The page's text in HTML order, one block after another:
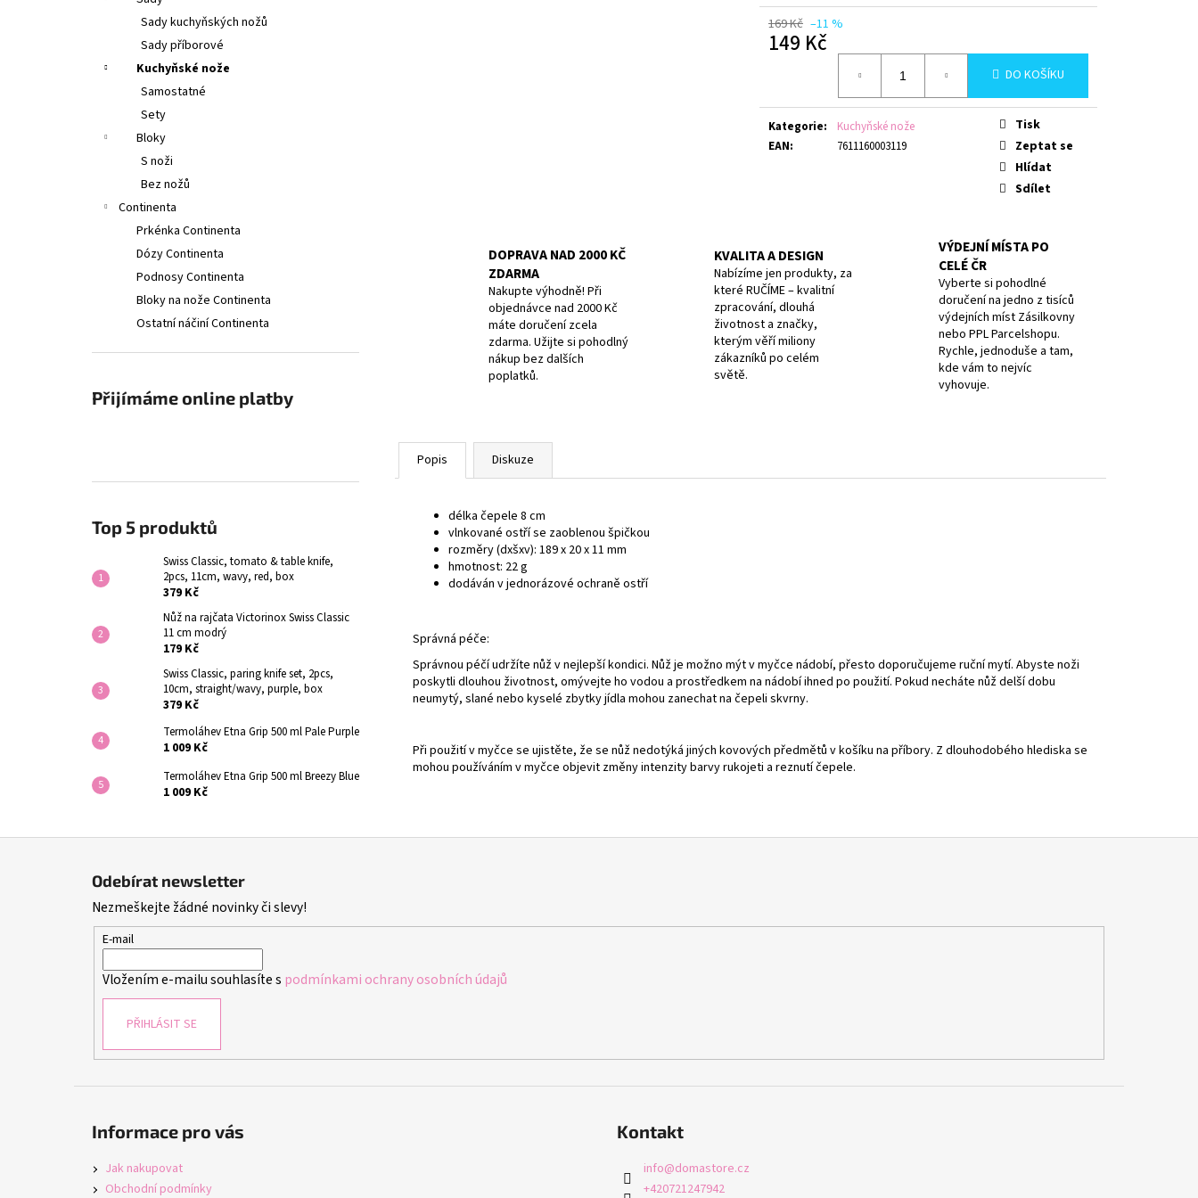
Sady kuchyňských nožů
Sady příborové
Kuchyňské nože
Samostatné
Sety
Bloky
S noži
Bez nožů
Continenta
Prkénka Continenta
Dózy Continenta
Podnosy Continenta
Bloky na nože Continenta
Ostatní náčiní Continenta
Přijímáme online platby
Top 5 produktů
Swiss Classic, tomato & table knife,
2pcs, 11cm, wavy, red, box
379 Kč
Nůž na rajčata Victorinox Swiss Classic
11 cm modrý
179 Kč
Swiss Classic, paring knife set, 2pcs,
10cm, straight/wavy, purple, box
379 Kč
Termoláhev Etna Grip 500 ml Pale Purple
1 009 Kč
Termoláhev Etna Grip 500 ml Breezy Blue
1 009 Kč
169 Kč –11 %
149 Kč
DO KOŠÍKU
Kategorie:
Kuchyňské nože
EAN: 7611160003119
Tisk
Zeptat se
Hlídat
Sdílet
DOPRAVA NAD 2000 KČ
ZDARMA
Nakupte výhodně! Při
objednávce nad 2000 Kč
máte doručení zcela
zdarma. Užijte si pohodlný
nákup bez dalších
poplatků.
KVALITA A DESIGN
Nabízíme jen produkty, za
které RUČÍME – kvalitní
zpracování, dlouhá
životnost a značky,
kterým věří miliony
zákazníků po celém
světě.
VÝDEJNÍ MÍSTA PO
CELÉ ČR
Vyberte si pohodlné
doručení na jedno z tisíců
výdejních míst Zásilkovny
nebo PPL Parcelshopu.
Rychle, jednoduše a tam,
kde vám to nejvíc
vyhovuje.
Popis Diskuze
délka čepele 8 cm
vlnkované ostří se zaoblenou špičkou
rozměry (dxšxv): 189 x 20 x 11 mm
hmotnost: 22 g
dodáván v jednorázové ochraně ostří
Správná péče:
Správnou péčí udržíte nůž v nejlepší kondici. Nůž je možno mýt v myčce nádobí, přesto doporučujeme ruční mytí. Abyste noži
poskytli dlouhou životnost, omývejte ho vodou a prostředkem na nádobí ihned po použití. Pokud necháte nůž delší dobu
neumytý, slané nebo kyselé zbytky jídla mohou zanechat na čepeli skvrny.
Při použití v myčce se ujistěte, že se nůž nedotýká jiných kovových předmětů v košíku na příbory. Z dlouhodobého hlediska se
mohou používáním v myčce objevit změny intenzity barvy rukojeti a reznutí čepele.
Původně:399 Kč 399 Kč
Odebírat newsletter
Nezmeškejte žádné novinky či slevy!
E-mail
Vložením e-mailu souhlasíte s podmínkami ochrany osobních údajů
PŘIHLÁSIT SE
Informace pro vás
Jak nakupovat
Obchodní podmínky
Kontakt
info@domastore.cz
+420721247942